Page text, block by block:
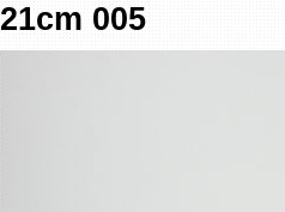
21cm 005